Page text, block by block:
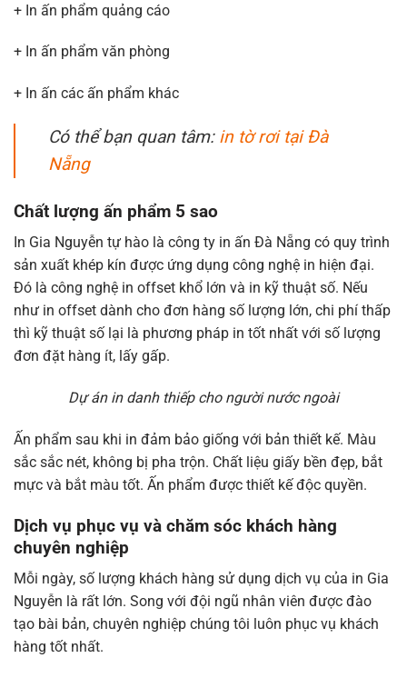
+ In ấn phẩm quảng cáo
+ In ấn phẩm văn phòng
+ In ấn các ấn phẩm khác
Có thể bạn quan tâm: in tờ rơi tại Đà
Nẵng
Chất lượng ấn phẩm 5 sao
In Gia Nguyễn tự hào là công ty in ấn Đà Nẵng có quy trình
sản xuất khép kín được ứng dụng công nghệ in hiện đại.
Đó là công nghệ in offset khổ lớn và in kỹ thuật số. Nếu
như in offset dành cho đơn hàng số lượng lớn, chi phí thấp
thì kỹ thuật số lại là phương pháp in tốt nhất với số lượng
đơn đặt hàng ít, lấy gấp.
Dự án in danh thiếp cho người nước ngoài
Ấn phẩm sau khi in đảm bảo giống với bản thiết kế. Màu
sắc sắc nét, không bị pha trộn. Chất liệu giấy bền đẹp, bắt
mực và bắt màu tốt. Ấn phẩm được thiết kế độc quyền.
Dịch vụ phục vụ và chăm sóc khách hàng
chuyên nghiệp
Mỗi ngày, số lượng khách hàng sử dụng dịch vụ của in Gia
Nguyễn là rất lớn. Song với đội ngũ nhân viên được đào
tạo bài bản, chuyên nghiệp chúng tôi luôn phục vụ khách
hàng tốt nhất.